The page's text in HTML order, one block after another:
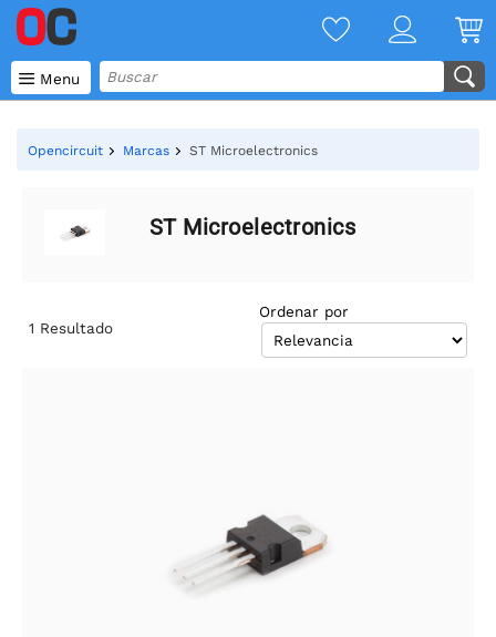
 Menu
Opencircuit Marcas ST Microelectronics
ST Microelectronics
1 Resultado
Ordenar por